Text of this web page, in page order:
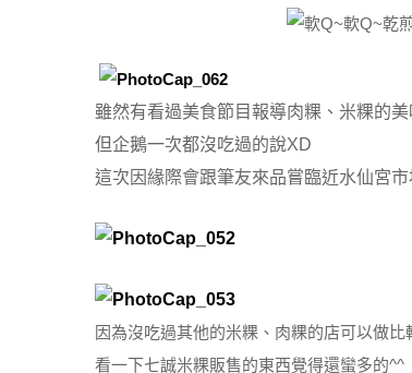
雖然有看過美食節目報導肉粿、米粿的美
但企鵝一次都沒吃過的說XD
這次因緣際會跟筆友來品嘗臨近水仙宮市
因為沒吃過其他的米粿、肉粿的店可以做比
看一下七誠米粿販售的東西覺得還蠻多的^^